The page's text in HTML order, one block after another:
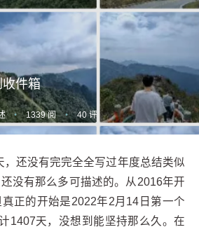
件箱
• 1339 阅 • 40 评
，还没有完完全全写过年度总结类似
没有那么多可描述的。从2016年开
正的开始是2022年2月14日第一个
1407天，没想到能坚持那么久。在